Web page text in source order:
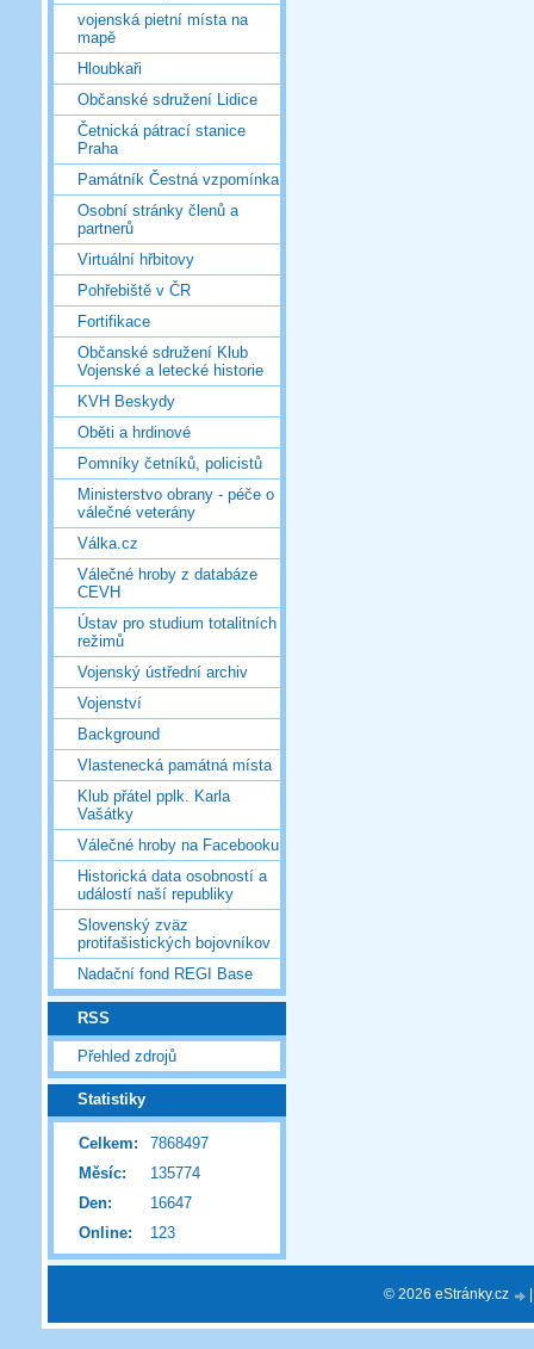
vojenská pietní místa na
mapě
Hloubkaři
Občanské sdružení Lidice
Četnická pátrací stanice
Praha
Památník Čestná vzpomínka
Osobní stránky členů a
partnerů
Virtuální hřbitovy
Pohřebiště v ČR
Fortifikace
Občanské sdružení Klub
Vojenské a letecké historie
KVH Beskydy
Oběti a hrdinové
Pomníky četníků, policistů
Ministerstvo obrany - péče o
válečné veterány
Válka.cz
Válečné hroby z databáze
CEVH
Ústav pro studium totalitních
režimů
Vojenský ústřední archiv
Vojenství
Background
Vlastenecká památná místa
Klub přátel pplk. Karla
Vašátky
Válečné hroby na Facebooku
Historická data osobností a
událostí naší republiky
Slovenský zväz
protifašistických bojovníkov
Nadační fond REGI Base
RSS
Přehled zdrojů
Statistiky
Online: 123
Celkem:
7868497
Měsíc:
135774
Den:
16647
© 2026 eStránky.cz